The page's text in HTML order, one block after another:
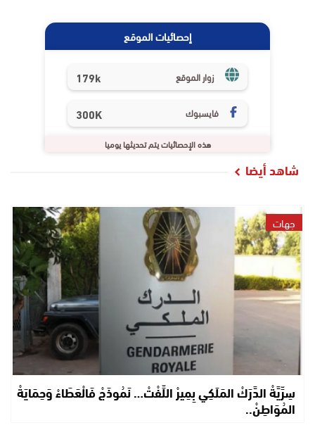
إحصائيات الموقع
زوار الموقع 179k
فايسبوك 300K
هذه الإحصائيات يتم تحديثها يوميا
شاهد أيضا
جهات
سِرِّيَّةْ الدَّرَكْ المَلَكِي بِمِيرْ اللِّفْتْ… نَمُوذَجْ فَالْعَطَاءْ وَحِمَايَةْ
المُوَاطِنْ..